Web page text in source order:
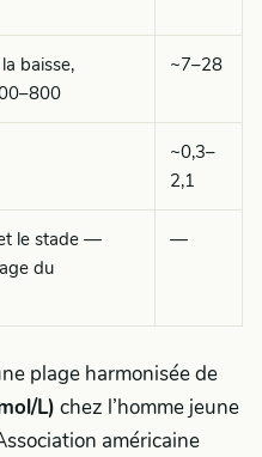
baisse,
~7–28
~0,3–
2,1
le stade —
du
—
plage harmonisée de
L) chez l’homme jeune
américaine